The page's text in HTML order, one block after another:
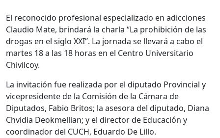
El reconocido profesional especializado en adicciones
Claudio Mate, brindará la charla “La prohibición de las
drogas en el siglo XXI”. La jornada se llevará a cabo el
martes 18 a las 18 horas en el Centro Universitario
Chivilcoy.
La invitación fue realizada por el diputado Provincial y
vicepresidente de la Comisión de la Cámara de
Diputados, Fabio Britos; la asesora del diputado, Diana
Chvidia Deokmellian; y el director de Educación y
coordinador del CUCH, Eduardo De Lillo.